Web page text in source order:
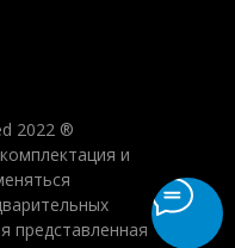
2022 ®
и
представленная